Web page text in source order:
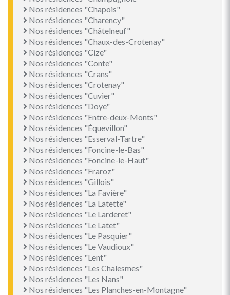
Nos résidences "Chapois"
Nos résidences "Charency"
Nos résidences "Châtelneuf"
Nos résidences "Chaux-des-Crotenay"
Nos résidences "Cize"
Nos résidences "Conte"
Nos résidences "Crans"
Nos résidences "Crotenay"
Nos résidences "Cuvier"
Nos résidences "Doye"
Nos résidences "Entre-deux-Monts"
Nos résidences "Équevillon"
Nos résidences "Esserval-Tartre"
Nos résidences "Foncine-le-Bas"
Nos résidences "Foncine-le-Haut"
Nos résidences "Fraroz"
Nos résidences "Gillois"
Nos résidences "La Favière"
Nos résidences "La Latette"
Nos résidences "Le Larderet"
Nos résidences "Le Latet"
Nos résidences "Le Pasquier"
Nos résidences "Le Vaudioux"
Nos résidences "Lent"
Nos résidences "Les Chalesmes"
Nos résidences "Les Nans"
Nos résidences "Les Planches-en-Montagne"